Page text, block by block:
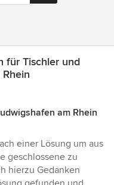
für Tischler und
am Rhein
einer Lösung um aus
geschlossene zu
hierzu Gedanken